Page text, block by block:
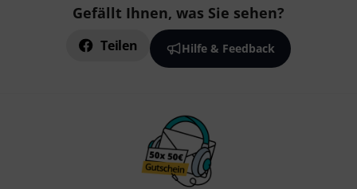
Gefällt Ihnen, was Sie sehen?
Teilen Hilfe & Feedback